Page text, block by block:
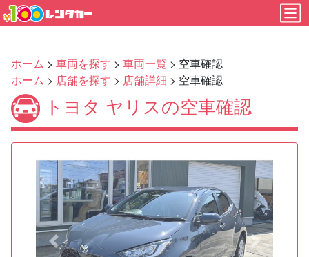
ホーム > 車両を探す > 車両一覧 > 空車確認
ホーム > 店舗を探す > 店舗詳細 > 空車確認
トヨタ ヤリスの空車確認
Previous Next